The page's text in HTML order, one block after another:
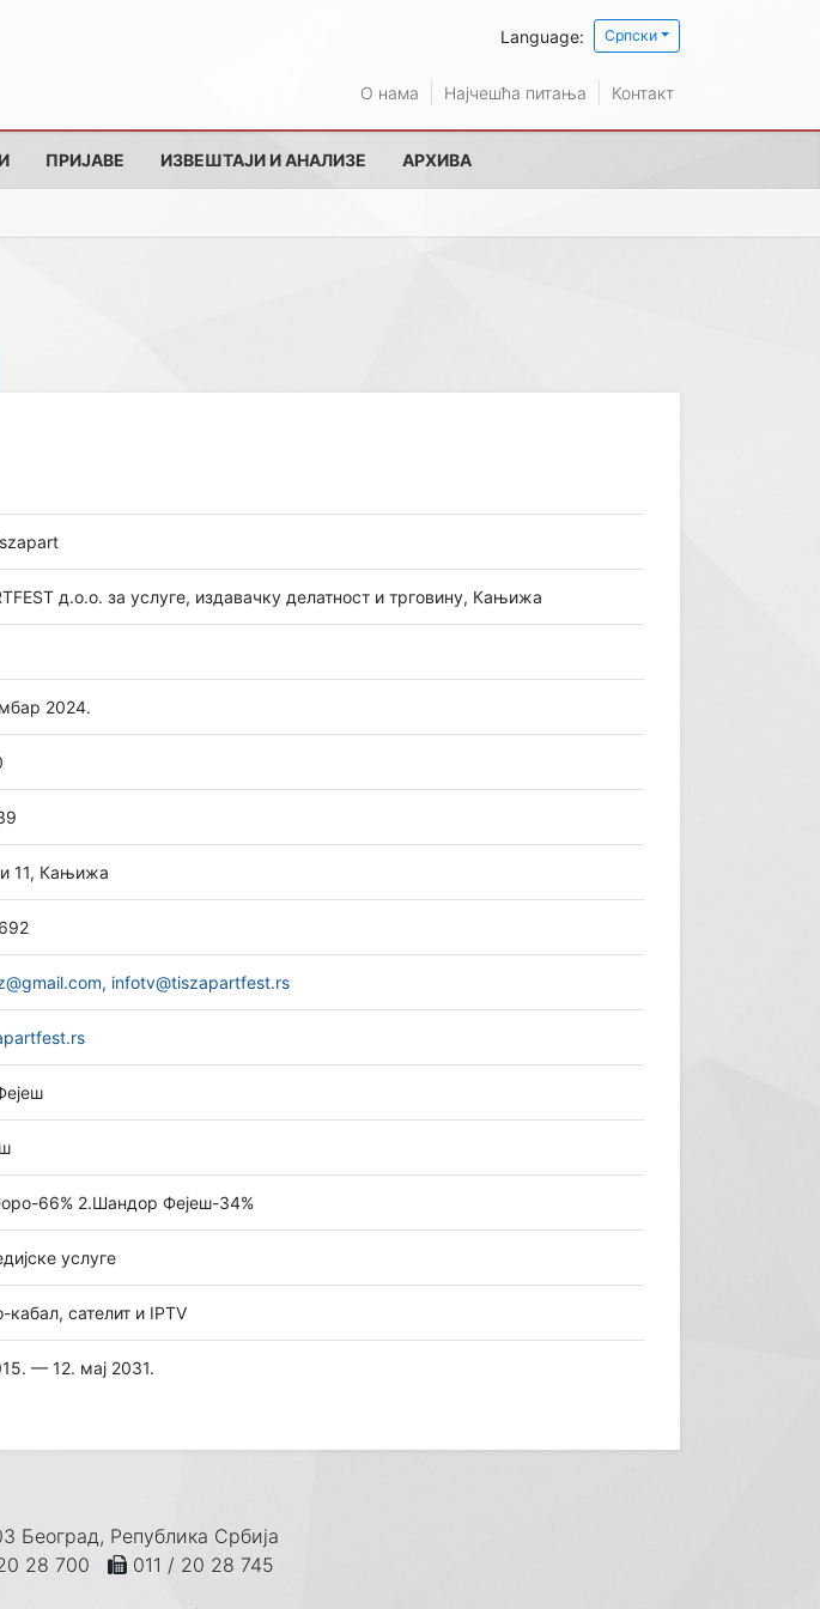
Language: Српски
О нама Најчешћа питања Контакт
ПРИЈАВЕ ИЗВЕШТАЈИ И АНАЛИЗЕ АРХИВА
д.о.о. за услуге, издавачку делатност и трговину, Кањижа
2024.
11, Кањижа
infotv@tiszapartfest.rs
66% 2.Шандор Фејеш-34%
услуге
кабал, сателит и IPTV
— 12. мај 2031.
Београд, Република Србија
28 700 011 / 20 28 745